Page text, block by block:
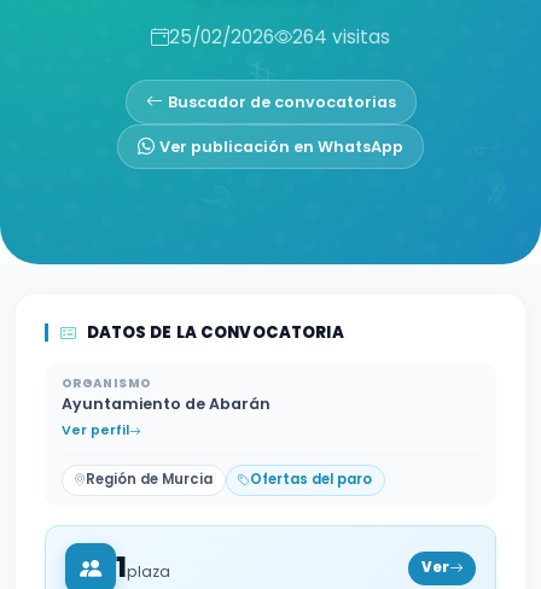
25/02/2026 264 visitas
Buscador de convocatorias
Ver publicación en WhatsApp
DATOS DE LA CONVOCATORIA
ORGANISMO
Ayuntamiento de Abarán
Ver perfil
Región de Murcia Ofertas del paro
1plaza Ver